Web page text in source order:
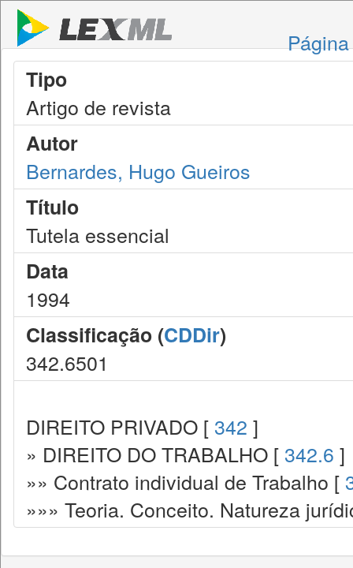
Tipo
Artigo de revista
Autor
Bernardes, Hugo Gueiros
Título
Tutela essencial
Data
1994
Classificação (CDDir)
342.6501
DIREITO PRIVADO [ 342 ]
» DIREITO DO TRABALHO [ 342.6 ]
»» Contrato individual de Trabalho [
»»» Teoria. Conceito. Natureza